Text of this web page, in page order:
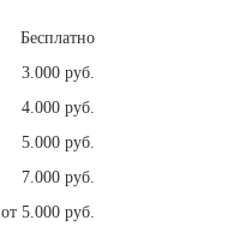
Бесплатно
3.000 руб.
4.000 руб.
5.000 руб.
7.000 руб.
от 5.000 руб.